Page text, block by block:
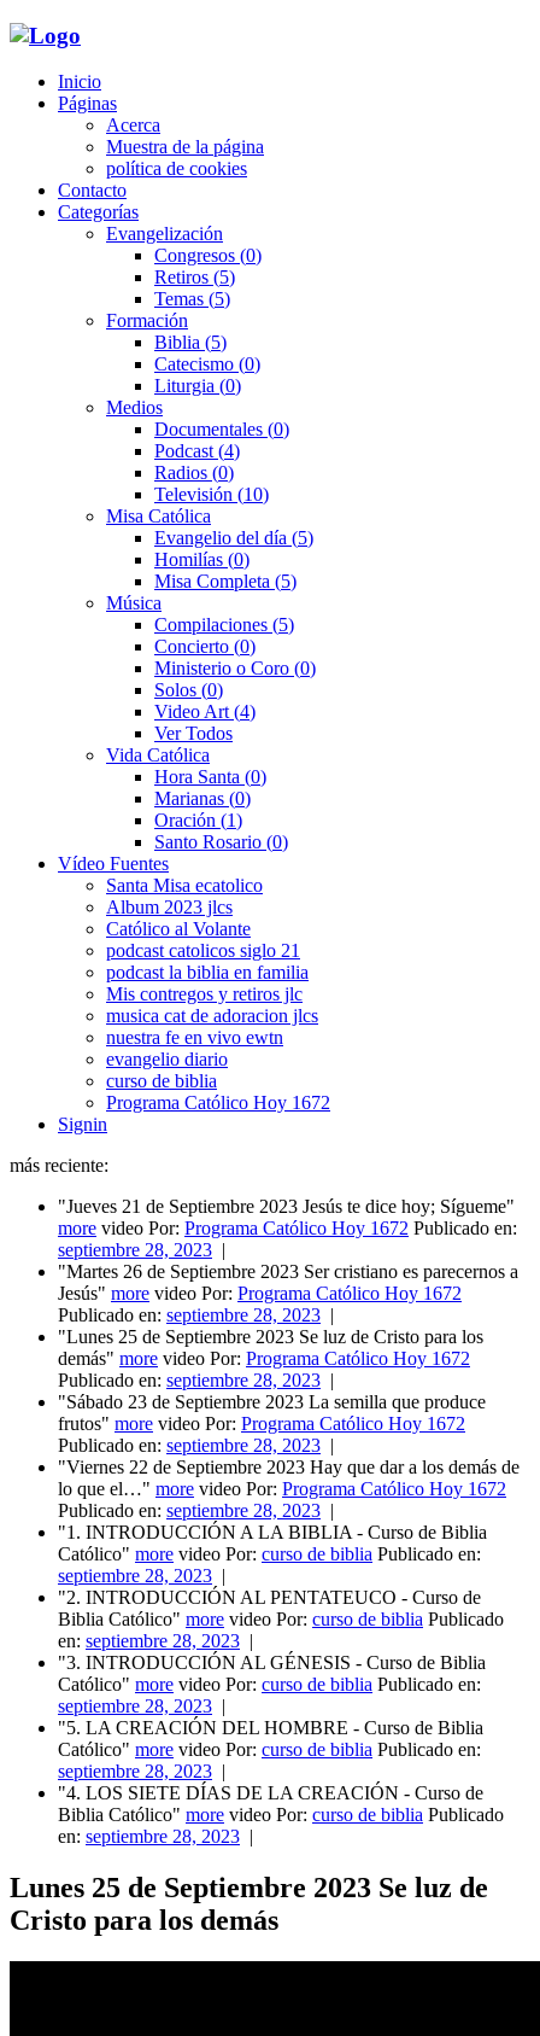
Inicio
Páginas
Acerca
Muestra de la página
política de cookies
Contacto
Categorías
Evangelización
Congresos
(0)
Retiros
(5)
Temas
(5)
Formación
Biblia
(5)
Catecismo
(0)
Liturgia
(0)
Medios
Documentales
(0)
Podcast
(4)
Radios
(0)
Televisión
(10)
Misa Católica
Evangelio del día
(5)
Homilías
(0)
Misa Completa
(5)
Música
Compilaciones
(5)
Concierto
(0)
Ministerio o Coro
(0)
Solos
(0)
Video Art
(4)
Ver Todos
Vida Católica
Hora Santa
(0)
Marianas
(0)
Oración
(1)
Santo Rosario
(0)
Vídeo Fuentes
Santa Misa ecatolico
Album 2023 jlcs
Católico al Volante
podcast catolicos siglo 21
podcast la biblia en familia
Mis contregos y retiros jlc
musica cat de adoracion jlcs
nuestra fe en vivo ewtn
evangelio diario
curso de biblia
Programa Católico Hoy 1672
Signin
más reciente:
"Jueves 21 de Septiembre 2023 Jesús te dice hoy; Sígueme"
more video Por: Programa Católico Hoy 1672 Publicado en:
septiembre 28, 2023 |
"Martes 26 de Septiembre 2023 Ser cristiano es parecernos a
Jesús" more video Por: Programa Católico Hoy 1672
Publicado en: septiembre 28, 2023 |
"Lunes 25 de Septiembre 2023 Se luz de Cristo para los
demás" more video Por: Programa Católico Hoy 1672
Publicado en: septiembre 28, 2023 |
"Sábado 23 de Septiembre 2023 La semilla que produce
frutos" more video Por: Programa Católico Hoy 1672
Publicado en: septiembre 28, 2023 |
"Viernes 22 de Septiembre 2023 Hay que dar a los demás de
lo que el…" more video Por: Programa Católico Hoy 1672
Publicado en: septiembre 28, 2023 |
"1. INTRODUCCIÓN A LA BIBLIA - Curso de Biblia
Católico" more video Por: curso de biblia Publicado en:
septiembre 28, 2023 |
"2. INTRODUCCIÓN AL PENTATEUCO - Curso de
Biblia Católico" more video Por: curso de biblia Publicado
en: septiembre 28, 2023 |
"3. INTRODUCCIÓN AL GÉNESIS - Curso de Biblia
Católico" more video Por: curso de biblia Publicado en:
septiembre 28, 2023 |
"5. LA CREACIÓN DEL HOMBRE - Curso de Biblia
Católico" more video Por: curso de biblia Publicado en:
septiembre 28, 2023 |
"4. LOS SIETE DÍAS DE LA CREACIÓN - Curso de
Biblia Católico" more video Por: curso de biblia Publicado
en: septiembre 28, 2023 |
Lunes 25 de Septiembre 2023 Se luz de
Cristo para los demás